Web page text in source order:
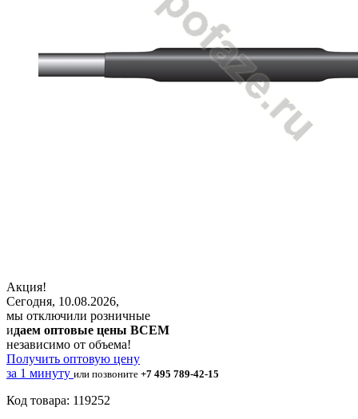
Акция!
Сегодня, 10.08.2026,
мы отключили розничные
идаем оптовые цены ВСЕМ
независимо от объема!
Получить оптовую цену
за 1 минуту или позвоните +7 495 789-42-15
Код товара: 119252